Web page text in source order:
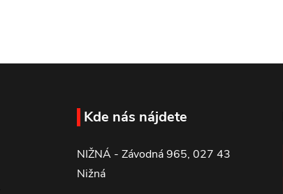
Kde nás nájdete
NIŽNÁ - Závodná 965, 027 43
Nižná